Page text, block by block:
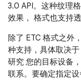
3.0 API。这种纹理
效果， 格式也支持
除了 ETC 格式之外
种支持，具体取决
研究 您的目标设备
联系。要确定指定